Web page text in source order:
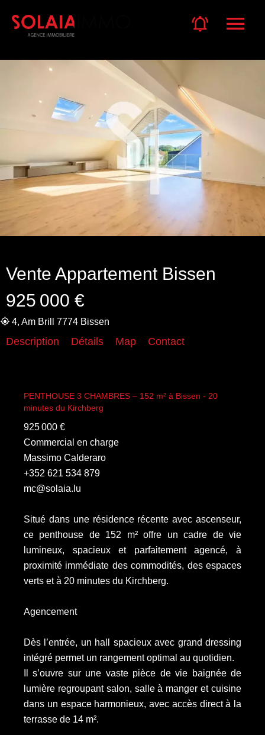
Vente Appartement Bissen
925 000 €
4, Am Brill 7774 Bissen
Description Détails Map Contact
PENTHOUSE 3 CHAMBRES – 152 m² à Bissen - 20
minutes du Kirchberg
925 000 €
Commercial en charge
Massimo Calderaro
+352 621 534 879
mc@solaia.lu
Situé dans une résidence récente avec ascenseur,
ce penthouse de 152 m² offre un cadre de vie
lumineux, spacieux et parfaitement agencé, à
proximité immédiate des commodités, des espaces
verts et à 20 minutes du Kirchberg.
Agencement
Dès l’entrée, un hall spacieux avec grand dressing
intégré permet un rangement optimal au quotidien.
Il s’ouvre sur une vaste pièce de vie baignée de
lumière regroupant salon, salle à manger et cuisine
dans un espace harmonieux, avec accès direct à la
terrasse de 14 m².